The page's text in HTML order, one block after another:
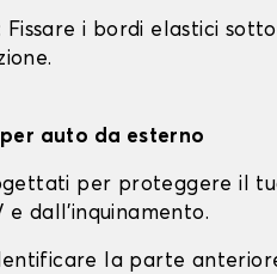
Fissare i bordi elastici
auto da esterno
per proteggere il
e dall'inquinamento.
la parte